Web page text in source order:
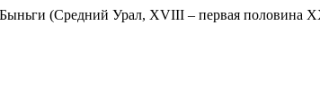
(Средний Урал, XVIII – первая половина